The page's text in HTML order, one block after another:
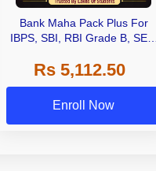
Bank Maha Pack Plus For
IBPS, SBI, RBI Grade B, SEBI
Other Grade A & Grade B Bank
Exams
Rs 5,112.50
Enroll Now